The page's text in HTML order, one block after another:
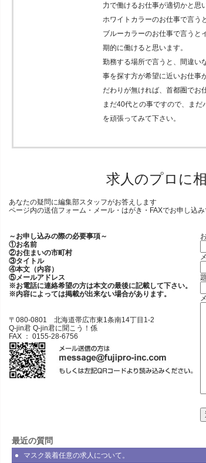
力で働けるお仕事が適切かと思
ホワイトカラーのお仕事で言う
ブルーカラーのお仕事で言うと
期的に働けると思います。
勤務する場所で言うと、間違い
事を探す方が希望に近いお仕事
だわりが無ければ、首都圏でお
まだ40代との事ですので、ま
を頑張ってみて下さい。
求人のプロに
あなたの疑問に編集部スタッフがお答えします
ページ内の送信フォーム・メール・はがき・FAXでお申し込み
～お申し込みの際の必要事項～
①お名前
②お住まいの市町村
③タイトル
④本文（内容）
⑤メールアドレス
※お電話に連絡希望の方は本文の最後に記載して下さい。
※内容によっては掲載が出来ない場合があります。
〒080-0801 北海道帯広市東1条南14丁目1-2
Q-jin君 Q-jin君に聞こう！係
FAX ： 0155-28-6756
最近の質問
マスク装着任意の求人について。